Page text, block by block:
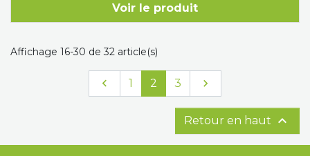
Voir le produit
Affichage 16-30 de 32 article(s)
Précédent
 1 2 3 Suivant

Retour en haut 